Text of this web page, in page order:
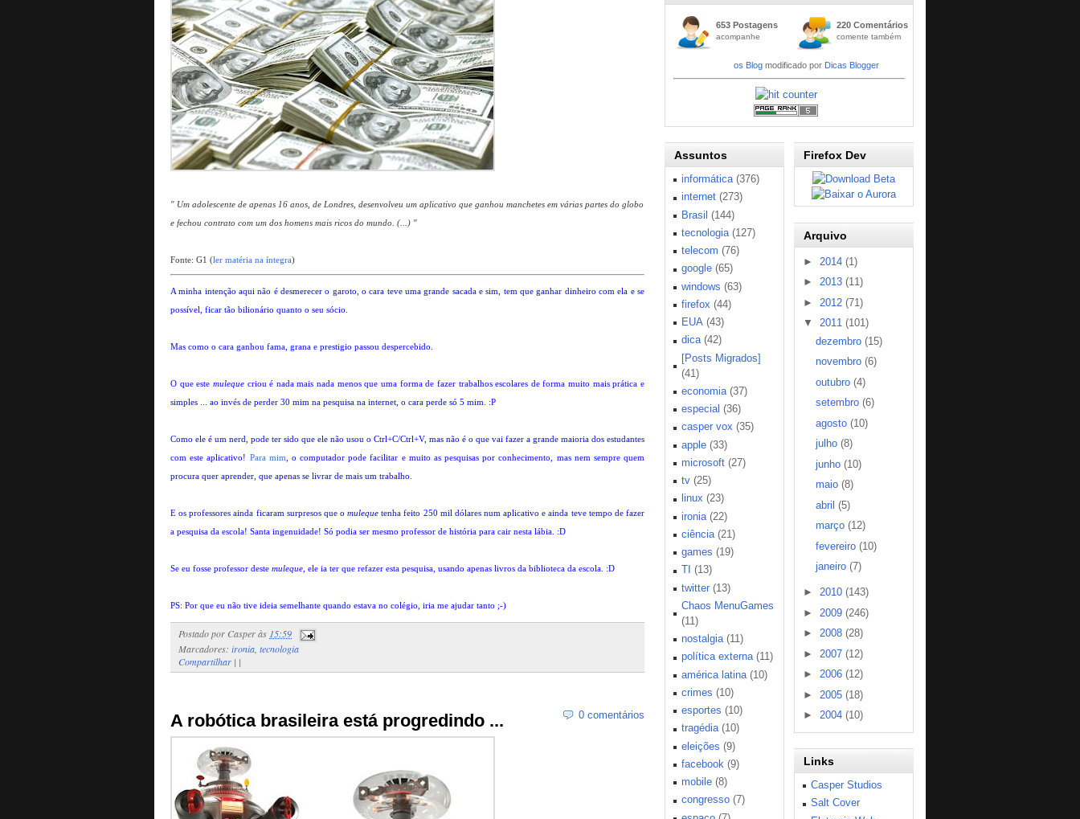
" Um adolescente de apenas 16 anos, de Londres, desenvolveu um aplicativo que ganhou manchetes em várias partes do globo
e fechou contrato com um dos homens mais ricos do mundo. (...) "
Fonte: G1 (ler matéria na íntegra)
A minha intenção aqui não é desmerecer o garoto, o cara teve uma grande sacada e sim, tem que ganhar dinheiro com ela e se
possível, ficar tão bilionário quanto o seu sócio.
Mas como o cara ganhou fama, grana e prestigio passou despercebido.
O que este mulequecriou é nada mais nada menos que uma forma de fazer trabalhos escolares de forma muito mais prática e
simples ... ao invés de perder 30 mim na pesquisa na internet, o cara perde só 5 mim. :P
Como ele é um nerd, pode ter sido que ele não usou o Ctrl+C/Ctrl+V, mas não é o que vai fazer a grande maioria dos estudantes
com este aplicativo! Para mim , o computador pode facilitar e muito as pesquisas por conhecimento, mas nem sempre quem
procura quer aprender, que apenas se livrar de mais um trabalho.
E os professores ainda ficaram surpresos que omuleque tenha feito 250 mil dólares num aplicativo e ainda teve tempo de fazer
a pesquisa da escola! Santa ingenuidade! Só podia ser mesmo professor de história para cair nesta lábia. :D
Se eu fosse professor deste muleque , ele ia ter que refazer esta pesquisa, usando apenas livros da biblioteca da escola. :D
PS: Por que eu não tive ideia semelhante quando estava no colégio, iria me ajudar tanto ;-)
Postado por Casperàs 15:59
Marcadores: ironia, tecnologia
Compartilhar | |
0 comentários
A robótica brasileira está progredindo ...
653 Postagens
acompanhe
220 Comentários
comente também
os Blogmodificado por Dicas Blogger
Assuntos
informática (376)
internet (273)
Brasil (144)
tecnologia (127)
telecom (76)
google (65)
windows (63)
firefox (44)
EUA (43)
dica (42)
[Posts Migrados]
(41)
economia (37)
especial (36)
casper vox (35)
apple (33)
microsoft (27)
tv (25)
linux (23)
ironia (22)
ciência (21)
games (19)
TI (13)
twitter (13)
Chaos MenuGames
(11)
nostalgia (11)
política externa (11)
américa latina (10)
crimes (10)
esportes (10)
tragédia (10)
eleições (9)
facebook (9)
mobile (8)
congresso (7)
Firefox Dev
Arquivo
► 2014(1)
►2013(11)
► 2012(71)
▼
2011(101)
dezembro (15)
novembro (6)
outubro (4)
setembro (6)
agosto (10)
julho (8)
junho (10)
maio (8)
abril (5)
março (12)
fevereiro (10)
janeiro (7)
►2010(143)
► 2009(246)
►2008(28)
► 2007(12)
►2006(12)
► 2005(18)
►2004(10)
Links
Casper Studios
Salt Cover